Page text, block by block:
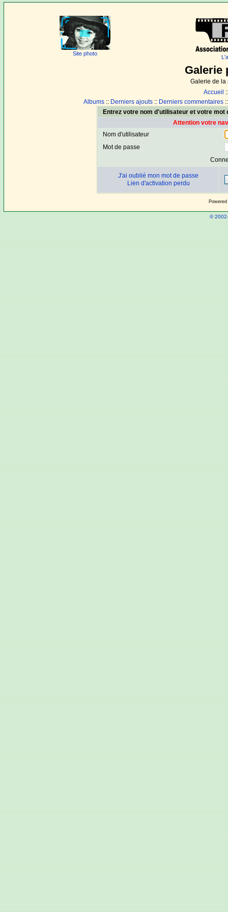
Site photo
Galerie
Galerie de la
Accueil
Albums :: Derniers ajouts :: Derniers commentaires
Entrez votre nom d'utilisateur et votre
Attention votre
Nom d'utilisateur
Mot de passe
J'ai oublié mon mot de passe
Lien d'activation perdu
©